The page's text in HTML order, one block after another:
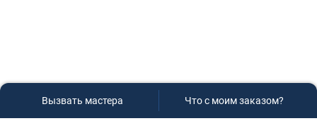
Вызвать мастера Что с моим заказом?